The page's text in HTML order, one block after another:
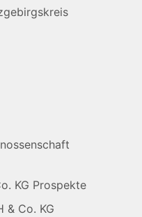
KG Prospekte
& Co. KG